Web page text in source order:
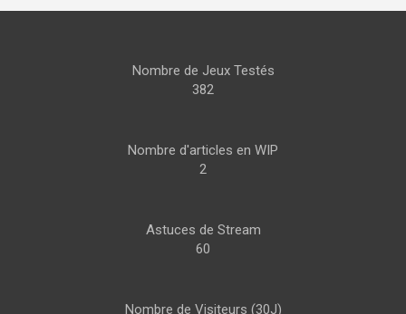
Nombre de Jeux Testés
382
Nombre d'articles en WIP
2
Astuces de Stream
60
Nombre de Visiteurs (30J)